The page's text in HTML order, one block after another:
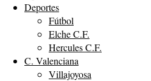
Deportes
Fútbol
Elche C.F.
Hercules C.F.
C. Valenciana
Villajoyosa